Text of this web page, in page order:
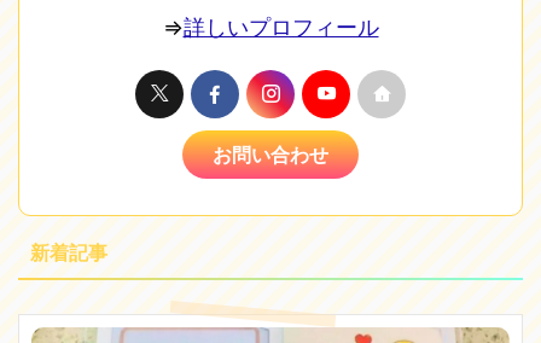
⇒詳しいプロフィール
お問い合わせ
新着記事